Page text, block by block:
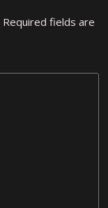
Required fields are